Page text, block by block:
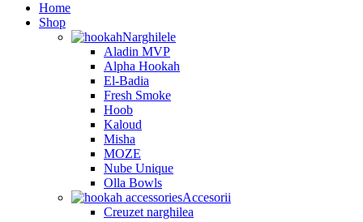
Home
Shop
Narghilele
Aladin MVP
Alpha Hookah
El-Badia
Fresh Smoke
Hoob
Kaloud
Misha
MOZE
Nube Unique
Olla Bowls
Accesorii
Creuzet narghilea